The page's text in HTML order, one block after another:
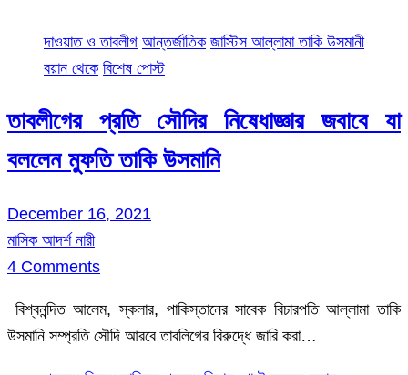
দাওয়াত ও তাবলীগ আন্তর্জাতিক জাস্টিস আল্লামা তাকি উসমানী
বয়ান থেকে বিশেষ পোস্ট
তাবলীগের প্রতি সৌদির নিষেধাজ্ঞার জবাবে যা
বললেন মুফতি তাকি উসমানি
December 16, 2021
মাসিক আদর্শ নারী
4 Comments
বিশ্বনন্দিত আলেম, স্কলার, পাকিস্তানের সাবেক বিচারপতি আল্লামা তাকি
উসমানি সম্প্রতি সৌদি আরবে তাবলিগের বিরুদ্ধে জারি করা…